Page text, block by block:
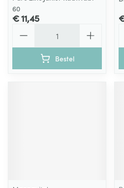
60
€ 11,45
Bestel